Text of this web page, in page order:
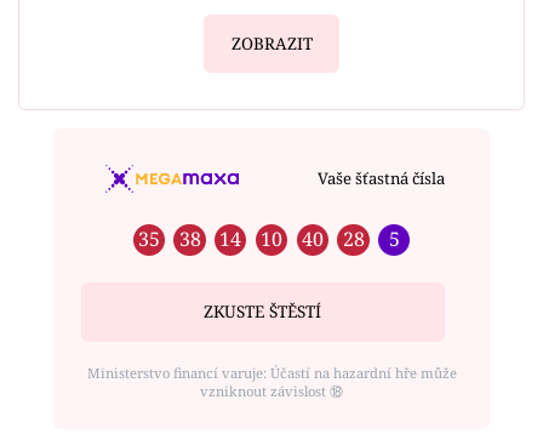
ZOBRAZIT
Vaše šťastná čísla
35 38 14 10 40 28 5
ZKUSTE ŠTĚSTÍ
Ministerstvo financí varuje: Účastí na hazardní hře může
vzniknout závislost ⑱